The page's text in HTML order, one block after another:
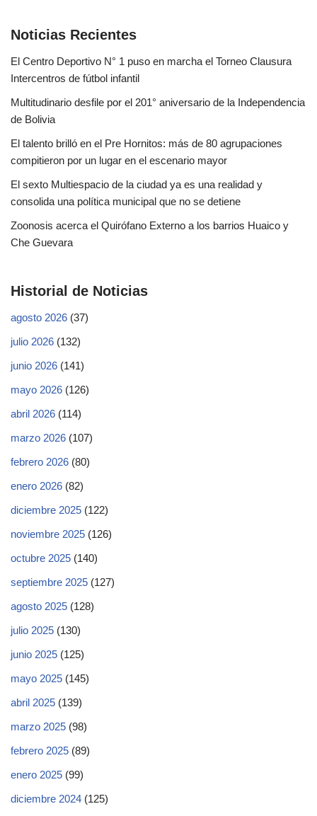
Noticias Recientes
El Centro Deportivo N° 1 puso en marcha el Torneo Clausura
Intercentros de fútbol infantil
Multitudinario desfile por el 201° aniversario de la Independencia
de Bolivia
El talento brilló en el Pre Hornitos: más de 80 agrupaciones
compitieron por un lugar en el escenario mayor
El sexto Multiespacio de la ciudad ya es una realidad y
consolida una política municipal que no se detiene
Zoonosis acerca el Quirófano Externo a los barrios Huaico y
Che Guevara
Historial de Noticias
agosto 2026 (37)
julio 2026 (132)
junio 2026 (141)
mayo 2026 (126)
abril 2026 (114)
marzo 2026 (107)
febrero 2026 (80)
enero 2026 (82)
diciembre 2025 (122)
noviembre 2025 (126)
octubre 2025 (140)
septiembre 2025 (127)
agosto 2025 (128)
julio 2025 (130)
junio 2025 (125)
mayo 2025 (145)
abril 2025 (139)
marzo 2025 (98)
febrero 2025 (89)
enero 2025 (99)
diciembre 2024 (125)